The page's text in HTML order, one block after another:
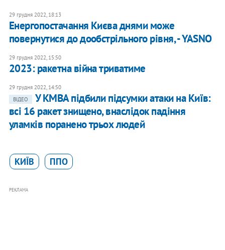
29 грудня 2022, 18:13
Енергопостачання Києва днями може
повернутися до дообстрільного рівня, - YASNO
29 грудня 2022, 15:50
2023: ракетна війна триватиме
29 грудня 2022, 14:50
ВІДЕО
У КМВА підбили підсумки атаки на Київ:
всі 16 ракет знищено, внаслідок падіння
уламків поранено трьох людей
КИЇВ ППО
РЕКЛАМА